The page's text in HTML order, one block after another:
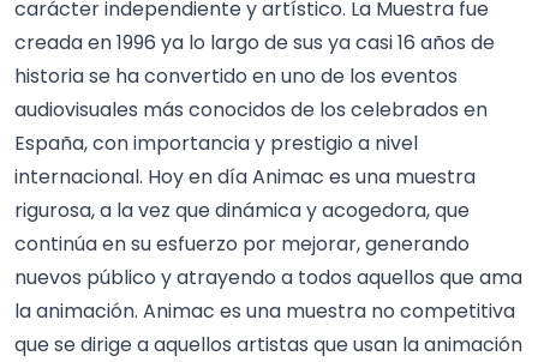
carácter independiente y artístico. La Muestra fue
creada en 1996 ya lo largo de sus ya casi 16 años de
historia se ha convertido en uno de los eventos
audiovisuales más conocidos de los celebrados en
España, con importancia y prestigio a nivel
internacional. Hoy en día Animac es una muestra
rigurosa, a la vez que dinámica y acogedora, que
continúa en su esfuerzo por mejorar, generando
nuevos público y atrayendo a todos aquellos que ama
la animación. Animac es una muestra no competitiva
que se dirige a aquellos artistas que usan la animación